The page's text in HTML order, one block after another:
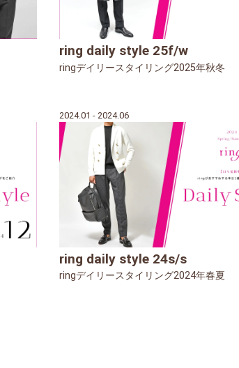
ring daily style 25f/w
ringデイリースタイリング2025年秋冬
2024.01 - 2024.06
ring daily style 24s/s
ringデイリースタイリング2024年春夏